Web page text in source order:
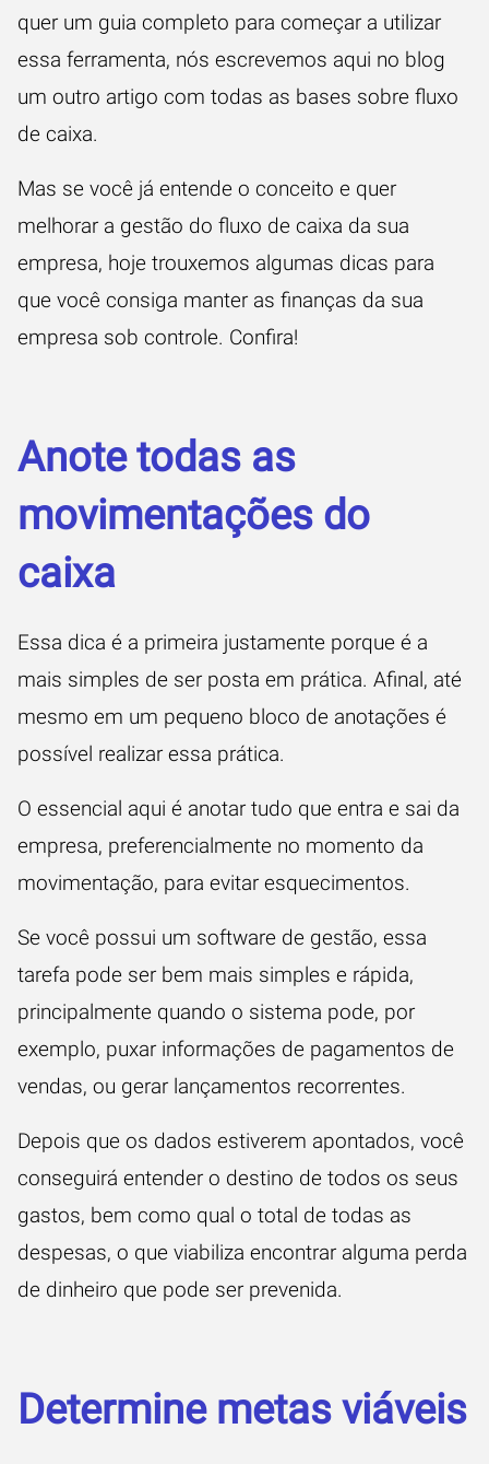
quer um guia completo para começar a utilizar
essa ferramenta, nós escrevemos aqui no blog
um outro artigo com todas as bases sobre fluxo
de caixa.
Mas se você já entende o conceito e quer
melhorar a gestão do fluxo de caixa da sua
empresa, hoje trouxemos algumas dicas para
que você consiga manter as finanças da sua
empresa sob controle. Confira!
Anote todas as
movimentações do
caixa
Essa dica é a primeira justamente porque é a
mais simples de ser posta em prática. Afinal, até
mesmo em um pequeno bloco de anotações é
possível realizar essa prática.
O essencial aqui é anotar tudo que entra e sai da
empresa, preferencialmente no momento da
movimentação, para evitar esquecimentos.
Se você possui um software de gestão, essa
tarefa pode ser bem mais simples e rápida,
principalmente quando o sistema pode, por
exemplo, puxar informações de pagamentos de
vendas, ou gerar lançamentos recorrentes.
Depois que os dados estiverem apontados, você
conseguirá entender o destino de todos os seus
gastos, bem como qual o total de todas as
despesas, o que viabiliza encontrar alguma perda
de dinheiro que pode ser prevenida.
Determine metas viáveis